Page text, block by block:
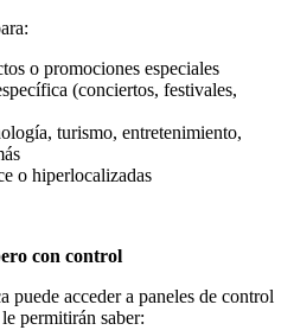
o promociones especiales
(conciertos, festivales,
turismo, entretenimiento,
o hiperlocalizadas
con control
puede acceder a paneles de control
permitirán saber: